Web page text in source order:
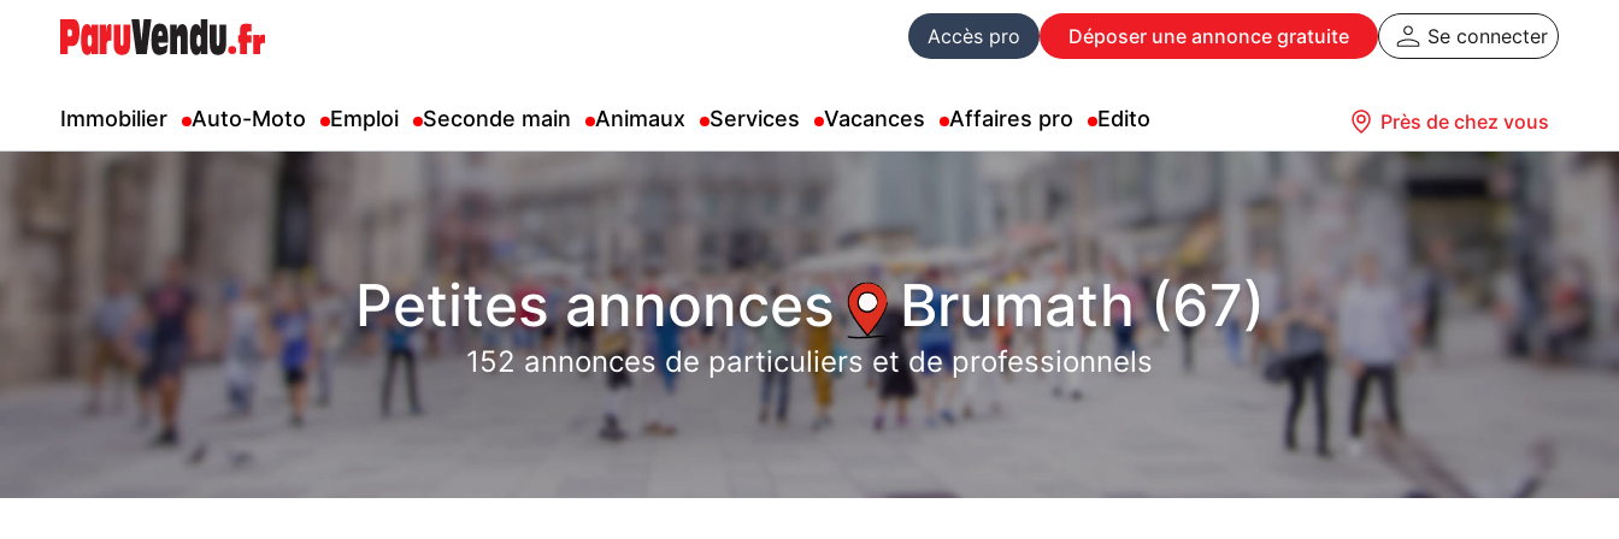
Accès pro Déposer une annonce gratuite Se connecter
Immobilier Auto-Moto Emploi Seconde main Animaux Services Vacances Affaires pro Edito Près de chez vous
Petites annonces Brumath (67)
152 annonces de particuliers et de professionnels